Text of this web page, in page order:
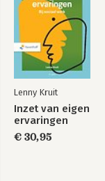
Lenny Kruit
Inzet van eigen
ervaringen
€ 30,95